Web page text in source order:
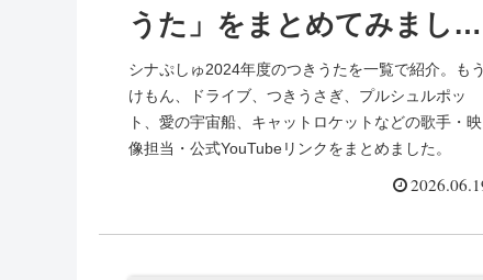
うた」をまとめてみまし
た！【Youtubeリンク付】
シナぷしゅ2024年度のつきうたを一覧で紹介。もう
けもん、ドライブ、つきうさぎ、プルシュルポッ
ト、愛の宇宙船、キャットロケットなどの歌手・映
像担当・公式YouTubeリンクをまとめました。